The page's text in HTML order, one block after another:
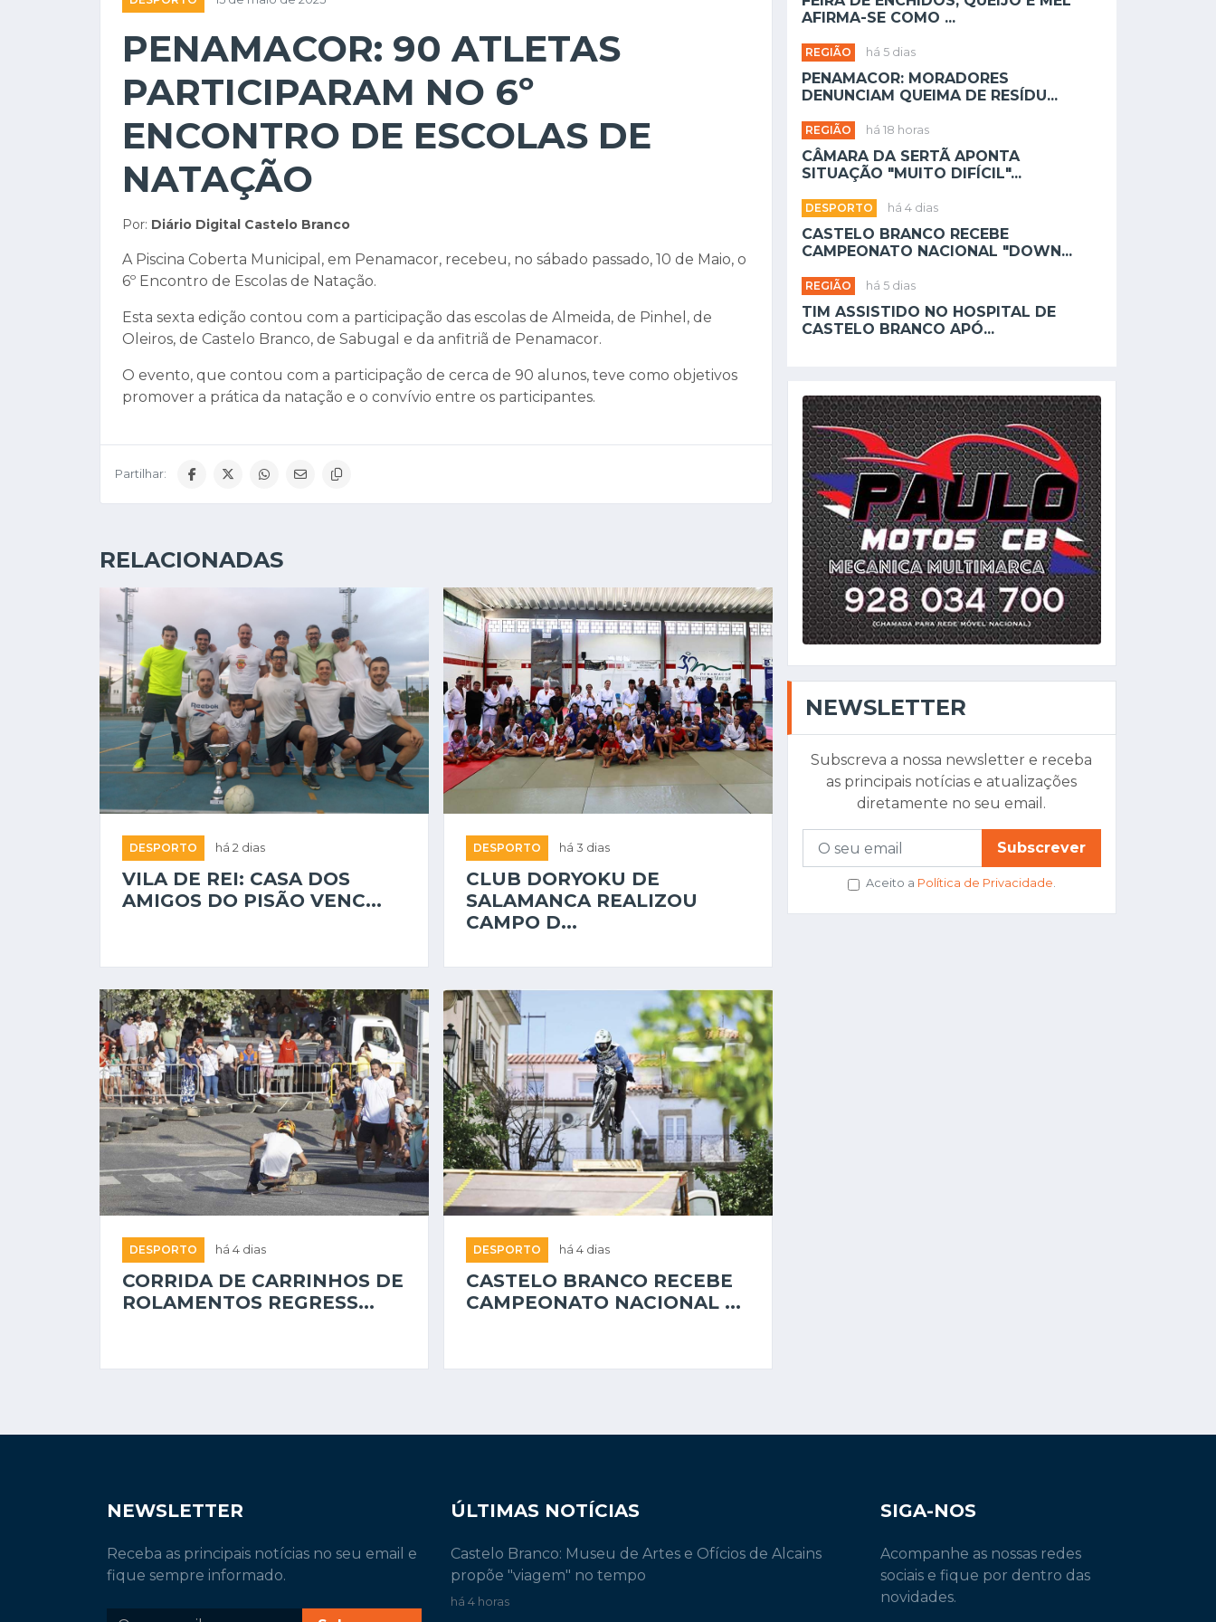
PENAMACOR: 90 ATLETAS
PARTICIPARAM NO 6º
ENCONTRO DE ESCOLAS DE
NATAÇÃO
Por: Diário Digital Castelo Branco
A Piscina Coberta Municipal, em Penamacor, recebeu, no sábado passado, 10 de Maio, o
6º Encontro de Escolas de Natação.
Esta sexta edição contou com a participação das escolas de Almeida, de Pinhel, de
Oleiros, de Castelo Branco, de Sabugal e da anfitriã de Penamacor.
O evento, que contou com a participação de cerca de 90 alunos, teve como objetivos
promover a prática da natação e o convívio entre os participantes.
Partilhar:
RELACIONADAS
DESPORTO há 2 dias
VILA DE REI: CASA DOS
AMIGOS DO PISÃO VENC...
DESPORTO há 3 dias
CLUB DORYOKU DE
SALAMANCA REALIZOU
CAMPO D...
DESPORTO há 4 dias
CORRIDA DE CARRINHOS DE
ROLAMENTOS REGRESS...
DESPORTO há 4 dias
CASTELO BRANCO RECEBE
CAMPEONATO NACIONAL ...
AFIRMA-SE COMO ...
REGIÃO há 5 dias
PENAMACOR: MORADORES
DENUNCIAM QUEIMA DE RESÍDU...
REGIÃO há 18 horas
CÂMARA DA SERTÃ APONTA
SITUAÇÃO "MUITO DIFÍCIL"...
DESPORTO há 4 dias
CASTELO BRANCO RECEBE
CAMPEONATO NACIONAL "DOWN...
REGIÃO há 5 dias
TIM ASSISTIDO NO HOSPITAL DE
CASTELO BRANCO APÓ...
NEWSLETTER
Subscreva a nossa newsletter e receba
as principais notícias e atualizações
diretamente no seu email.
Subscrever
Aceito a Política de Privacidade.
NEWSLETTER
Receba as principais notícias no seu email e
fique sempre informado.
ÚLTIMAS NOTÍCIAS
Castelo Branco: Museu de Artes e Ofícios de Alcains
propõe "viagem" no tempo
há 4 horas
SIGA-NOS
Acompanhe as nossas redes
sociais e fique por dentro das
novidades.